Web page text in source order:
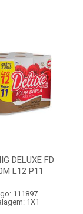
DELUXE FD
L12 P11
111897
1X1